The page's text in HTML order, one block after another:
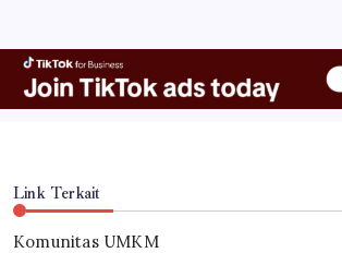
Link Terkait
Komunitas UMKM